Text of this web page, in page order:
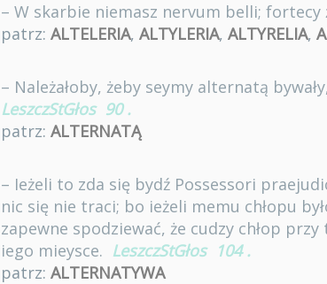
– W skarbie niemasz nervum belli; fortecy
patrz: ALTELERIA, ALTYLERIA, ALTYRELIA,
– Należałoby, żeby seymy alternatą
LeszczStGłos 90 .
patrz: ALTERNATĄ
– Ieżeli to zda się bydź Possessori
nic się nie traci; bo ieżeli memu chłopu
zapewne spodziewać, że cudzy chłop
iego mieysce. LeszczStGłos 104 .
patrz: ALTERNATYWA